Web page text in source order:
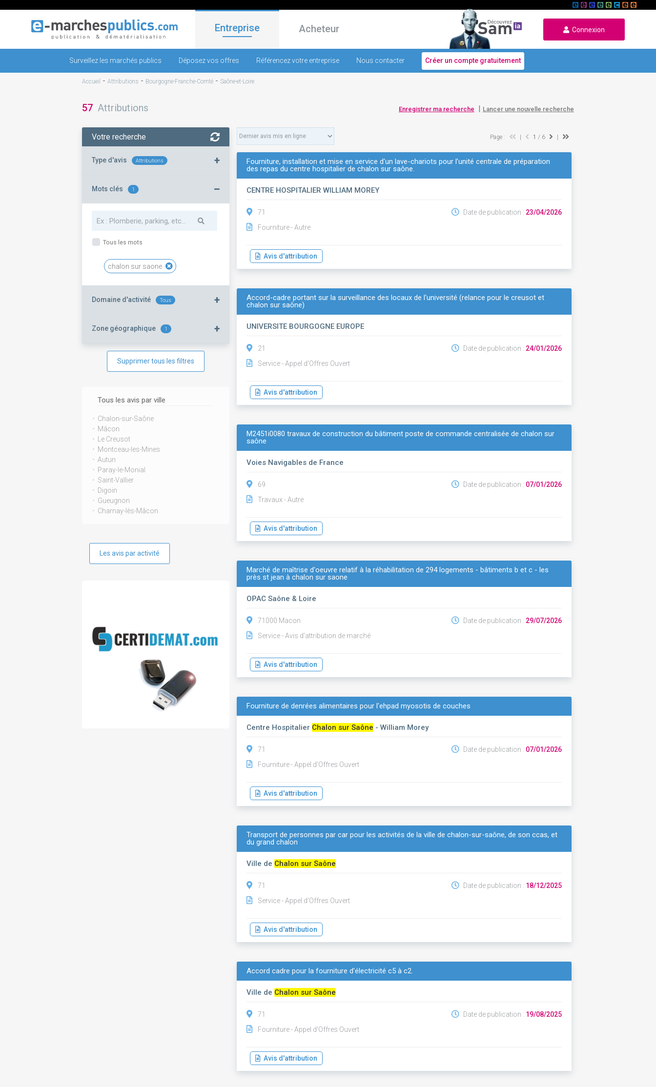
Entreprise Acheteur Connexion
Surveillez les marchés publics Déposez vos offres Référencez votre entreprise Nous contacter Créer un compte gratuitement
Accueil - Attributions - Bourgogne-Franche-Comté - Saône-et-Loire
57 Attributions Enregistrer ma recherche | Lancer une nouvelle recherche
Votre recherche
Type d'avis Attributions +
Mots clés 1 –
Tous les mots
chalon sur saone
Domaine d'activité Tous +
Zone géographique 1 +
Supprimer tous les filtres
Tous les avis par ville
Chalon-sur-Saône
Mâcon
Le Creusot
Montceau-les-Mines
Autun
Paray-le-Monial
Saint-Vallier
Digoin
Gueugnon
Charnay-lès-Mâcon
Les avis par activité
Page : 1 / 6
Fourniture, installation et mise en service d'un lave-chariots pour l’unité centrale de préparation
des repas du centre hospitalier de chalon sur saône.
CENTRE HOSPITALIER WILLIAM MOREY
71
Fourniture - Autre
Date de publication : 23/04/2026
Avis d'attribution
Accord-cadre portant sur la surveillance des locaux de l'université (relance pour le creusot et
chalon sur saône)
UNIVERSITE BOURGOGNE EUROPE
21
Service - Appel d'Offres Ouvert
Date de publication : 24/01/2026
Avis d'attribution
M2451i0080 travaux de construction du bâtiment poste de commande centralisée de chalon sur
saône
Voies Navigables de France
69
Travaux - Autre
Date de publication : 07/01/2026
Avis d'attribution
Marché de maîtrise d'oeuvre relatif à la réhabilitation de 294 logements - bâtiments b et c - les
près st jean à chalon sur saone
OPAC Saône & Loire
71000 Macon
Service - Avis d'attribution de marché
Date de publication : 29/07/2026
Avis d'attribution
Fourniture de denrées alimentaires pour l'ehpad myosotis de couches
Centre Hospitalier Chalon sur Saône - William Morey
71
Fourniture - Appel d'Offres Ouvert
Date de publication : 07/01/2026
Avis d'attribution
Transport de personnes par car pour les activités de la ville de chalon-sur-saône, de son ccas, et
du grand chalon
Ville de Chalon sur Saône
71
Service - Appel d'Offres Ouvert
Date de publication : 18/12/2025
Avis d'attribution
Accord cadre pour la fourniture d'électricité c5 à c2.
Ville de Chalon sur Saône
71
Fourniture - Appel d'Offres Ouvert
Date de publication : 19/08/2025
Avis d'attribution